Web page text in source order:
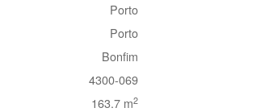
Porto
Porto
Bonfim
4300-069
163.7 m2